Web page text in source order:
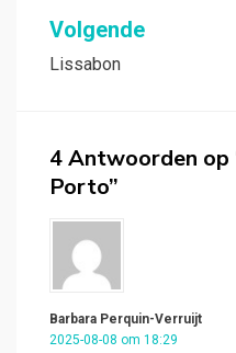
Volgende
Lissabon
4 Antwoorden op
Porto”
Barbara Perquin-Verruijt
2025-08-08 om 18:29